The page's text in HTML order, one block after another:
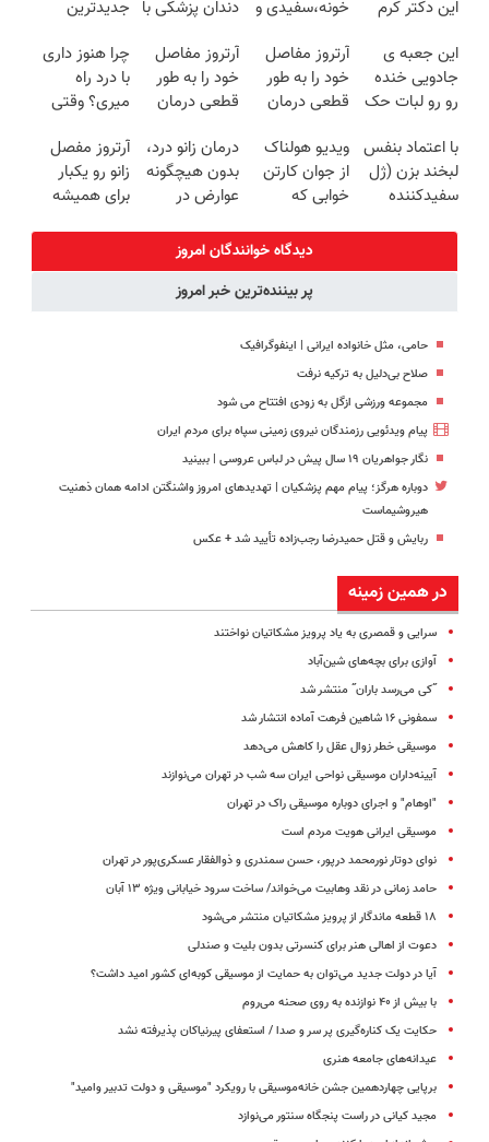
این دکتر کرم
روزه ساخت!
خونه،سفیدی و
برگردون
(40%off)
دندان پزشکی با
کننده خانگی
جدیدترین
سبک و مقاوم |
پرداخت قسطی
این جعبه ی
جادویی خنده
رو رو لبات حک
خرید40%تخفیف
آرتروز مفاصل
خود را به طور
قطعی درمان
◗پرسش‌نامه◖
آرتروز مفاصل
خود را به طور
قطعی درمان
◂پرسش‌نامه▸
چرا هنوز داری
با درد راه
میری؟ وقتی
پاته!
با اعتماد بنفس
لبخند بزن (ژل
سفیدکننده
ویدیو هولناک
از جوان کارتن
خوابی که
آموزش رایگان
درمان زانو درد،
بدون هیچگونه
عوارض در
(◂پرسش‌نامه)
آرتروز مفصل
زانو رو یکبار
برای همیشه
دیدگاه خوانندگان امروز
پر بیننده‌ترین خبر امروز
حامی، مثل خانواده ایرانی | اینفوگرافیک
صلاح بی‌دلیل به ترکیه نرفت
مجموعه ورزشی ازگل به زودی افتتاح می شود
پیام ویدئویی رزمندگان نیروی زمینی سپاه برای مردم ایران
نگار جواهریان ۱۹ سال پیش در لباس عروسی | ببینید
دوباره هرگز؛ پیام مهم پزشکیان | تهدیدهای امروز واشنگتن ادامه همان ذهنیت
هیروشیماست
ربایش و قتل حمیدرضا رجب‌زاده تأیید شد + عکس
در همین زمینه
سرایی و قمصری به یاد پرویز مشکاتیان نواختند
آوازی برای بچه‌های شین‌آباد
˝کی می‌رسد باران˝ منتشر شد
سمفونی ۱۶ شاهین فرهت آماده انتشار شد
موسیقی خطر زوال عقل را کاهش می‌دهد
آیینه‌داران موسیقی نواحی ایران سه شب در تهران می‌نوازند
"اوهام" و اجرای دوباره موسیقی راک در تهران
موسیقی ایرانی هویت مردم است
نوای دوتار نورمحمد درپور، حسن سمندری و ذوالفقار عسکری‌پور در تهران
حامد زمانی در نقد وهابیت می‌خواند/ ساخت سرود خیابانی ویژه ۱۳ آبان
۱۸ قطعه ماندگار از پرویز مشکاتیان منتشر می‌شود
دعوت از اهالی هنر برای کنسرتی بدون بلیت و صندلی
آیا در دولت جدید می‌توان به حمایت از موسیقی کوبه‌ای کشور امید داشت؟
با بیش از ۴۰ نوازنده به روی صحنه می‌روم
حکایت یک کناره‌گیری پر سر و صدا / استعفای پیرنیاکان پذیرفته نشد
عیدانه‌های جامعه هنری
برپایی چهاردهمین جشن خانه‌موسیقی با رویکرد "موسیقی و دولت تدبیر وامید"
مجید کیانی در راست‌ پنجگاه سنتور می‌نوازد